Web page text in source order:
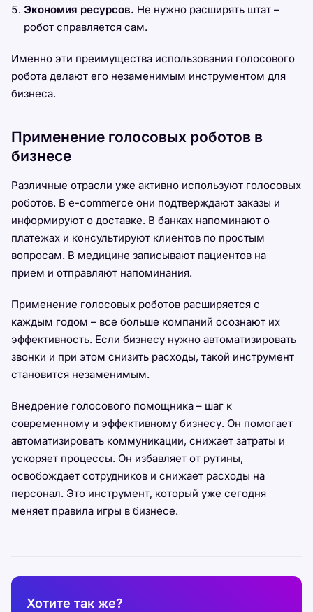
Экономия ресурсов. Не нужно расширять штат –
робот справляется сам.
Именно эти преимущества использования голосового
робота делают его незаменимым инструментом для
бизнеса.
Применение голосовых роботов в
бизнесе
Различные отрасли уже активно используют голосовых
роботов. В e-commerce они подтверждают заказы и
информируют о доставке. В банках напоминают о
платежах и консультируют клиентов по простым
вопросам. В медицине записывают пациентов на
прием и отправляют напоминания.
Применение голосовых роботов расширяется с
каждым годом – все больше компаний осознают их
эффективность. Если бизнесу нужно автоматизировать
звонки и при этом снизить расходы, такой инструмент
становится незаменимым.
Внедрение голосового помощника – шаг к
современному и эффективному бизнесу. Он помогает
автоматизировать коммуникации, снижает затраты и
ускоряет процессы. Он избавляет от рутины,
освобождает сотрудников и снижает расходы на
персонал. Это инструмент, который уже сегодня
меняет правила игры в бизнесе.
Хотите так же?